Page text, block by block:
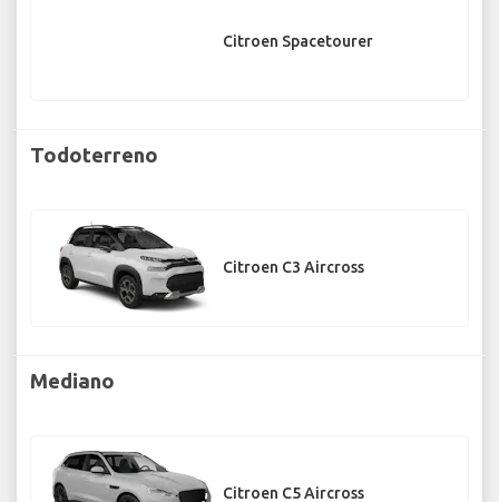
Citroen Spacetourer
Todoterreno
Citroen C3 Aircross
Mediano
Citroen C5 Aircross